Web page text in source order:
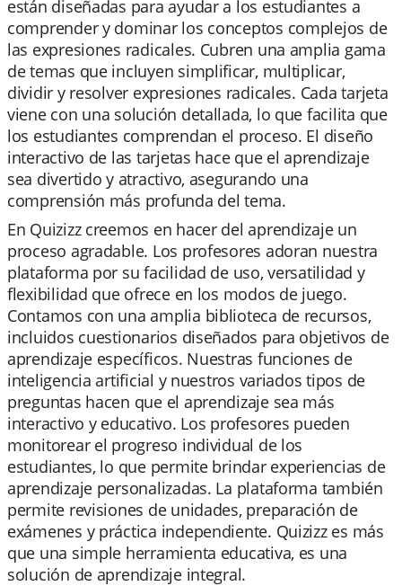
están diseñadas para ayudar a los estudiantes a
comprender y dominar los conceptos complejos de
las expresiones radicales. Cubren una amplia gama
de temas que incluyen simplificar, multiplicar,
dividir y resolver expresiones radicales. Cada tarjeta
viene con una solución detallada, lo que facilita que
los estudiantes comprendan el proceso. El diseño
interactivo de las tarjetas hace que el aprendizaje
sea divertido y atractivo, asegurando una
comprensión más profunda del tema.
En Quizizz creemos en hacer del aprendizaje un
proceso agradable. Los profesores adoran nuestra
plataforma por su facilidad de uso, versatilidad y
flexibilidad que ofrece en los modos de juego.
Contamos con una amplia biblioteca de recursos,
incluidos cuestionarios diseñados para objetivos de
aprendizaje específicos. Nuestras funciones de
inteligencia artificial y nuestros variados tipos de
preguntas hacen que el aprendizaje sea más
interactivo y educativo. Los profesores pueden
monitorear el progreso individual de los
estudiantes, lo que permite brindar experiencias de
aprendizaje personalizadas. La plataforma también
permite revisiones de unidades, preparación de
exámenes y práctica independiente. Quizizz es más
que una simple herramienta educativa, es una
solución de aprendizaje integral.